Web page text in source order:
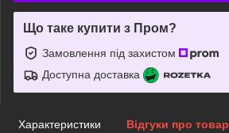
Що таке купити з Пром?
Замовлення під захистом
Доступна доставка
Характеристики Відгуки про товар